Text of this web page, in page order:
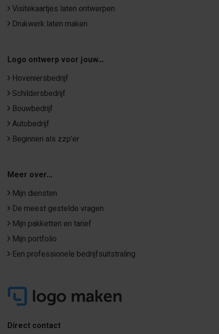
Visitekaartjes laten ontwerpen
Drukwerk laten maken
Logo ontwerp voor jouw...
Hoveniersbedrijf
Schildersbedrijf
Bouwbedrijf
Autobedrijf
Beginnen als zzp’er
Meer over...
Mijn diensten
De meest gestelde vragen
Mijn pakketten en tarief
Mijn portfolio
Een professionele bedrijfsuitstraling
Direct contact